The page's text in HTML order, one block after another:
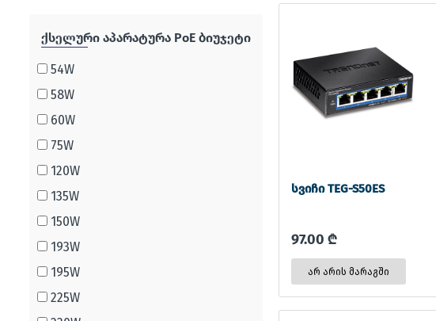
ქსელური აპარატურა PoE ბიუჯეტი
54W
58W
60W
75W
120W
135W
150W
193W
195W
225W
სვიჩი TEG-S50ES
97.00 ₾
არ არის მარაგში